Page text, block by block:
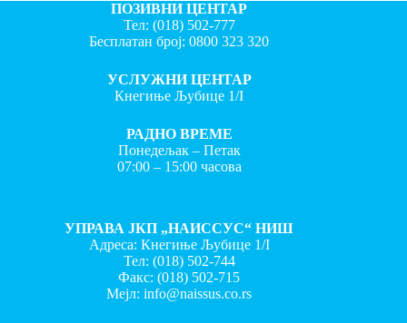
ПОЗИВНИ ЦЕНТАР
Тел: (018) 502-777
Бесплатан број:0800 323 320
УСЛУЖНИ ЦЕНТАР
Кнегиње Љубице 1/I
РАДНО ВРЕМЕ
Понедељак – Петак
07:00 – 15:00 часова
УПРАВА ЈКП „НАИССУС“ НИШ
Адреса: Кнегиње Љубице 1/I
Тел: (018) 502-744
Факс:(018) 502-715
Мејл:info@naissus.co.rs